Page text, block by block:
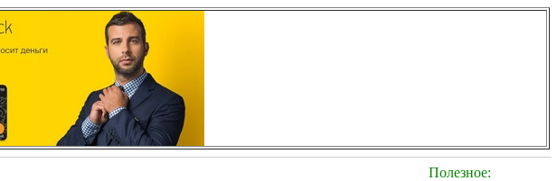
Полезное: